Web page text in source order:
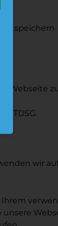
speichern
Webseite
TTDSG.
wir